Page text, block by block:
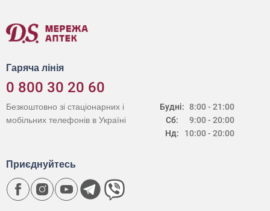
Гаряча лінія
0 800 30 20 60
Будні:
Сб:
Нд:
8:00 - 21:00
9:00 - 20:00
10:00 - 20:00
Безкоштовно зі стаціонарних і
мобільних телефонів в Україні
Приєднуйтесь